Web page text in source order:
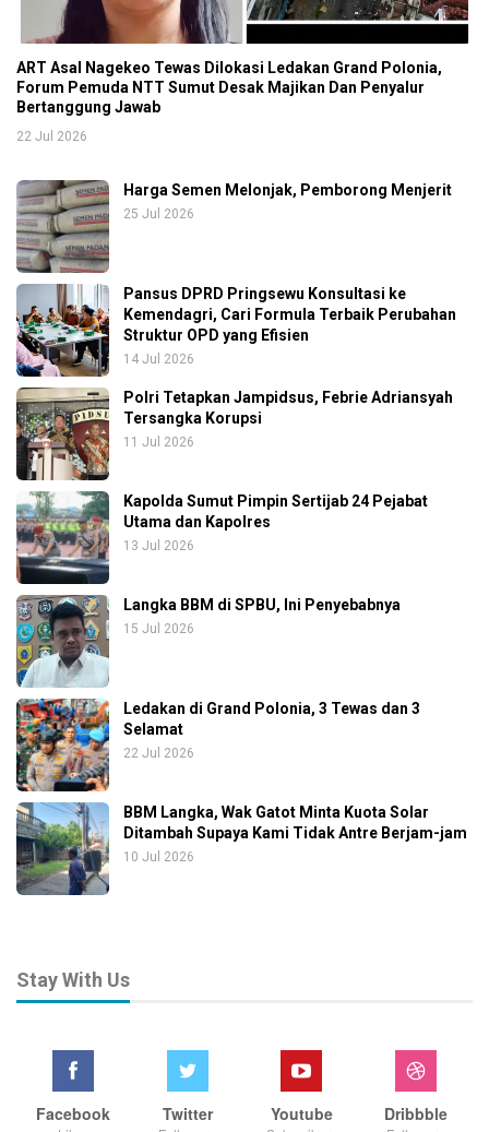
ART Asal Nagekeo Tewas Dilokasi Ledakan Grand Polonia,
Forum Pemuda NTT Sumut Desak Majikan Dan Penyalur
Bertanggung Jawab
22 Jul 2026
Harga Semen Melonjak, Pemborong Menjerit
25 Jul 2026
Pansus DPRD Pringsewu Konsultasi ke
Kemendagri, Cari Formula Terbaik Perubahan
Struktur OPD yang Efisien
14 Jul 2026
Polri Tetapkan Jampidsus, Febrie Adriansyah
Tersangka Korupsi
11 Jul 2026
Kapolda Sumut Pimpin Sertijab 24 Pejabat
Utama dan Kapolres
13 Jul 2026
Langka BBM di SPBU, Ini Penyebabnya
15 Jul 2026
Ledakan di Grand Polonia, 3 Tewas dan 3
Selamat
22 Jul 2026
BBM Langka, Wak Gatot Minta Kuota Solar
Ditambah Supaya Kami Tidak Antre Berjam-jam
10 Jul 2026
Stay With Us
Facebook Twitter Youtube Dribbble